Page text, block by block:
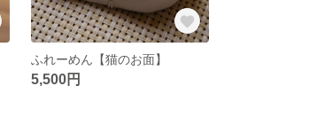
ふれーめん【猫のお面】
5,500円